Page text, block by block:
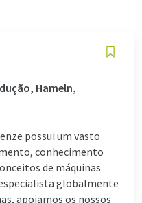
Hameln,
possui um vasto
conhecimento
de máquinas
globalmente
apoiamos os nossos